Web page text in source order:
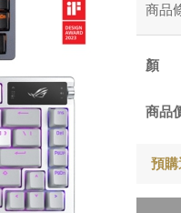
商品
商品
預